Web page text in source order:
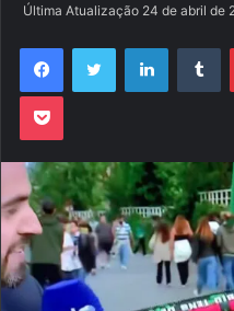
mail
Última Atualização 24 de abril de
FacebookTwitter Linkedin
Pocket